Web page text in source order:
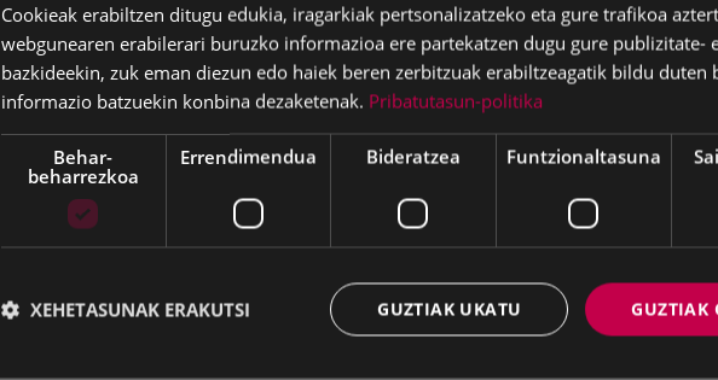
Cookieak erabiltzen ditugu edukia, iragarkiak pertsonalizatzeko eta gure trafikoa
webgunearen erabilerari buruzko informazioa ere partekatzen dugu gure publizitate-
bazkideekin, zuk eman diezun edo haiek beren zerbitzuak erabiltzeagatik bildu duten
informazio batzuekin konbina dezaketenak. Pribatutasun-politika
Behar-
beharrezkoa
Errendimendua Bideratzea Funtzionaltasuna
GUZTIAK
GUZTIAK UKATU
XEHETASUNAK ERAKUTSI